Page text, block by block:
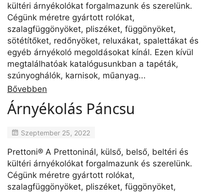
kültéri árnyékolókat forgalmazunk és szerelünk.
Cégünk méretre gyártott rolókat,
szalagfüggönyöket, pliszéket, függönyöket,
sötétítőket, redőnyöket, reluxákat, spalettákat és
egyéb árnyékoló megoldásokat kínál. Ezen kívül
megtalálhatóak katalógusunkban a tapéták,
szúnyoghálók, karnisok, műanyag...
Bővebben
Árnyékolás Páncsu
Szeptember 25, 2022
Prettoni® A Prettoninál, külső, belső, beltéri és
kültéri árnyékolókat forgalmazunk és szerelünk.
Cégünk méretre gyártott rolókat,
szalagfüggönyöket, pliszéket, függönyöket,